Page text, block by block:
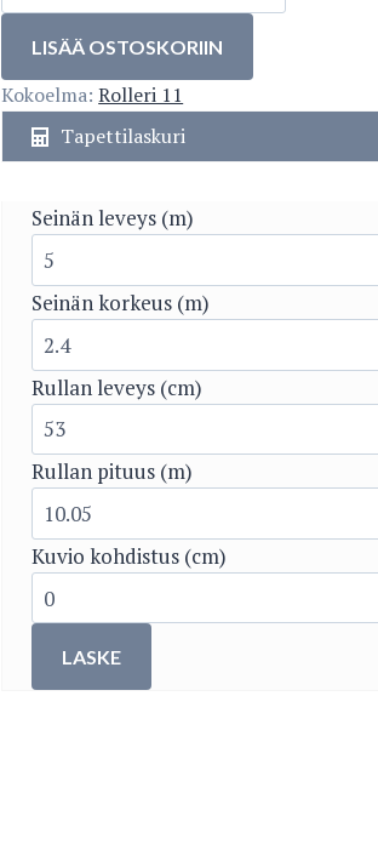
3
määrä
LISÄÄ OSTOSKORIIN
Kokoelma:Rolleri 11
Tapettilaskuri
Seinän leveys (m)
Seinän korkeus (m)
Rullan leveys (cm)
Rullan pituus (m)
Kuvio kohdistus (cm)
LASKE